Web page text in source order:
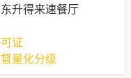
升得来速餐厅
证
量化分级